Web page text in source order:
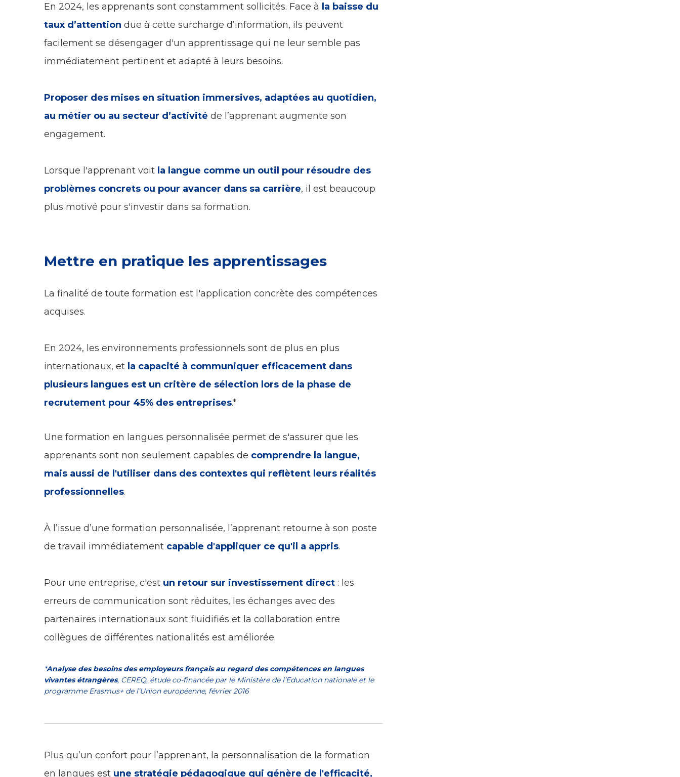
En 2024, les apprenants sont constamment sollicités. Face à la baisse du
taux d’attention due à cette surcharge d’information, ils peuvent
facilement se désengager d'un apprentissage qui ne leur semble pas
immédiatement pertinent et adapté à leurs besoins.
Proposer des mises en situation immersives, adaptées au quotidien,
au métier ou au secteur d’activité de l’apprenant augmente son
engagement.
Lorsque l'apprenant voit la langue comme un outil pour résoudre des
problèmes concrets ou pour avancer dans sa carrière, il est beaucoup
plus motivé pour s'investir dans sa formation.
Mettre en pratique les apprentissages
La finalité de toute formation est l'application concrète des compétences
acquises.
En 2024, les environnements professionnels sont de plus en plus
internationaux, et la capacité à communiquer efficacement dans
plusieurs langues est un critère de sélection lors de la phase de
recrutement pour 45% des entreprises.*
Une formation en langues personnalisée permet de s'assurer que les
apprenants sont non seulement capables de comprendre la langue,
mais aussi de l'utiliser dans des contextes qui reflètent leurs réalités
professionnelles.
À l’issue d’une formation personnalisée, l’apprenant retourne à son poste
de travail immédiatement capable d'appliquer ce qu'il a appris.
Pour une entreprise, c'est un retour sur investissement direct : les
erreurs de communication sont réduites, les échanges avec des
partenaires internationaux sont fluidifiés et la collaboration entre
collègues de différentes nationalités est améliorée.
*Analyse des besoins des employeurs français au regard des compétences en langues
vivantes étrangères, CEREQ, étude co-financée par le Ministère de l’Education nationale et le
programme Erasmus+ de l’Union européenne, février 2016
Plus qu’un confort pour l’apprenant, la personnalisation de la formation
en langues est une stratégie pédagogique qui génère de l'efficacité,